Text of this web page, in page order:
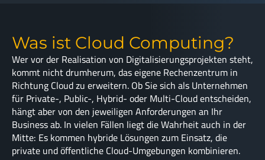
Was ist Cloud Computing?
Wer vor der Realisation von Digitalisierungsprojekten steht,
kommt nicht drumherum, das eigene Rechenzentrum in
Richtung Cloud zu erweitern. Ob Sie sich als Unternehmen
für Private-, Public-, Hybrid- oder Multi-Cloud entscheiden,
hängt aber von den jeweiligen Anforderungen an Ihr
Business ab. In vielen Fällen liegt die Wahrheit auch in der
Mitte: Es kommen hybride Lösungen zum Einsatz, die
private und öffentliche Cloud-Umgebungen kombinieren.